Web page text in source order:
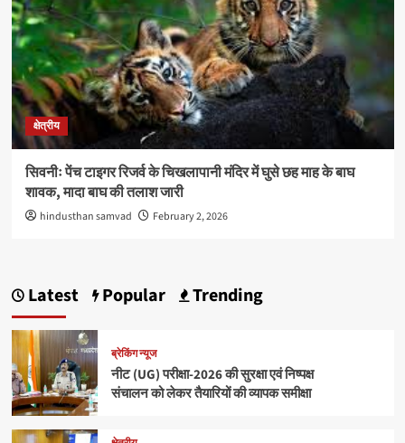
क्षेत्रीय
सिवनीः पेंच टाइगर रिजर्व के चिखलापानी मंदिर में घुसे छह माह के बाघ
शावक, मादा बाघ की तलाश जारी
hindusthan samvad February 2, 2026
Latest Popular Trending
ब्रेकिंग न्यूज
नीट (UG) परीक्षा-2026 की सुरक्षा एवं निष्पक्ष
संचालन को लेकर तैयारियों की व्यापक समीक्षा